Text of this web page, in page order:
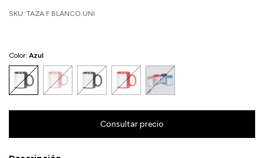
SKU: TAZA.F.BLANCO.UNI
Color: Azul